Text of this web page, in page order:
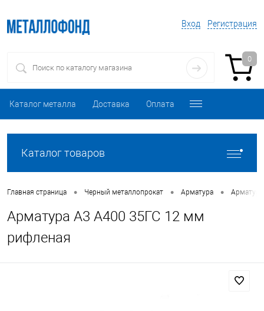
Вход Регистрация
0
Каталог металла Доставка Оплата
Каталог товаров
Главная страница • Черный металлопрокат • Арматура •
Арматура А3 А400 35ГС 12 мм
рифленая